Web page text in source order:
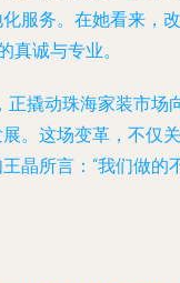
服务。在她看来，改
真诚与专业。
正撬动珠海家装市场
。这场变革，不仅关
晶所言：“我们做的